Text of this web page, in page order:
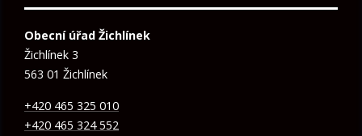
Obecní úřad Žichlínek
Žichlínek 3
563 01 Žichlínek
+420 465 325 010
+420 465 324 552